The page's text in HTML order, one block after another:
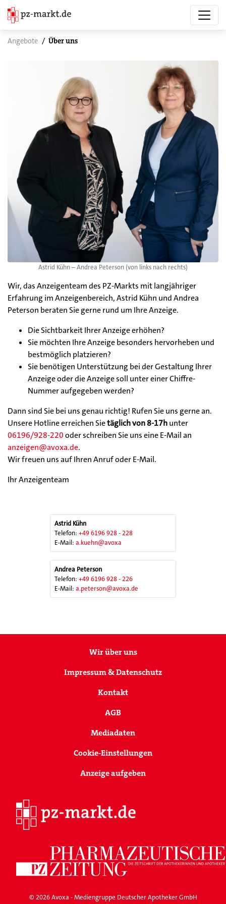
Angebote Über uns
Astrid Kühn – Andrea Peterson (von links nach rechts)
Wir, das Anzeigenteam des PZ-Markts mit langjähriger
Erfahrung im Anzeigenbereich, Astrid Kühn und Andrea
Peterson beraten Sie gerne rund um Ihre Anzeige.
Die Sichtbarkeit Ihrer Anzeige erhöhen?
Sie möchten Ihre Anzeige besonders hervorheben und
bestmöglich platzieren?
Sie benötigen Unterstützung bei der Gestaltung Ihrer
Anzeige oder die Anzeige soll unter einer Chiffre-
Nummer aufgegeben werden?
Dann sind Sie bei uns genau richtig! Rufen Sie uns gerne an.
Unsere Hotline erreichen Sietäglich von 8-17hunter
06196/928-220oder schreiben Sie uns eine E-Mail an
anzeigen@avoxa.de.
Wir freuen uns auf Ihren Anruf oder E-Mail.
Ihr Anzeigenteam
Astrid Kühn
Telefon: +49 6196 928 - 228
E-Mail: a.kuehn@avoxa
Andrea Peterson
Telefon: +49 6196 928 - 226
E-Mail: a.peterson@avoxa.de
Wir über uns
Impressum & Datenschutz
Kontakt
AGB
Mediadaten
Cookie-Einstellungen
Anzeige aufgeben
© 2026 Avoxa - Mediengruppe Deutscher Apotheker GmbH